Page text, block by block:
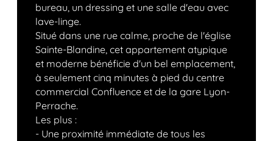
bureau, un dressing et une salle d'eau avec
lave-linge.
Situé dans une rue calme, proche de l'église
Sainte-Blandine, cet appartement atypique
et moderne bénéficie d'un bel emplacement,
à seulement cinq minutes à pied du centre
commercial Confluence et de la gare Lyon-
Perrache.
Les plus :
- Une proximité immédiate de tous les